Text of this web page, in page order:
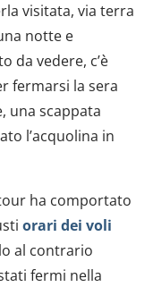
visitata, via terra
notte e
da vedere, c’è
fermarsi la sera
una scappata
l’acquolina in
ha comportato
orari dei voli
al contrario
fermi nella